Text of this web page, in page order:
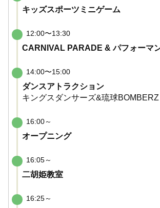
キッズスポーツミニゲーム
12:00〜13:30
CARNIVAL PARADE & パフォーマ
14:00〜15:00
ダンスアトラクション
キングスダンサーズ&琉球BOMBERZ
16:00～
オープニング
16:05～
二胡姫教室
16:25～